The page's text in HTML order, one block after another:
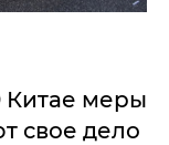
Китае меры
свое дело